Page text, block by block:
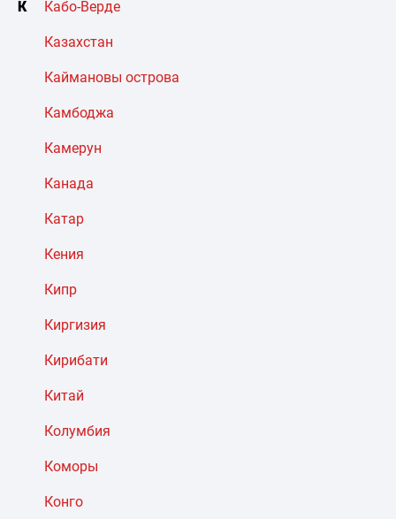
К Кабо-Верде
Казахстан
Каймановы острова
Камбоджа
Камерун
Канада
Катар
Кения
Кипр
Киргизия
Кирибати
Китай
Колумбия
Коморы
Конго